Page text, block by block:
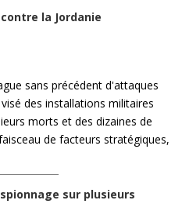
la Jordanie
sans précédent d'attaques
des installations militaires
morts et des dizaines de
de facteurs stratégiques,
sur plusieurs